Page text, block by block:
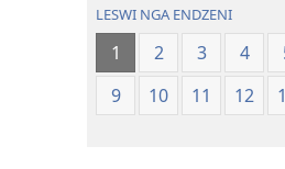
LESWI NGA ENDZENI
1 2 3 4
9
10 11 12